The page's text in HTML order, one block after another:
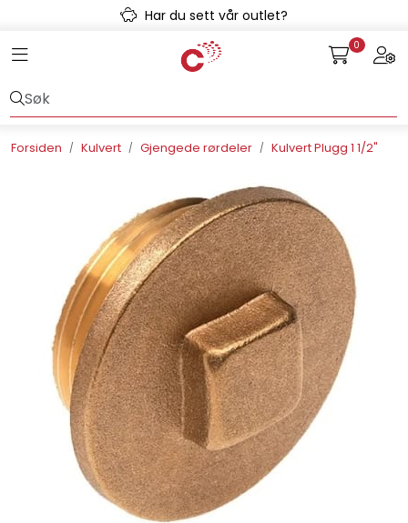
Skip to main contentHar du sett vår outlet?
Toggle navigation 0
Forsiden Kulvert Gjengede rørdeler Kulvert Plugg 1 1/2"
Radonsikring
Rørsystemer
Snøsmelt
Sprinkler
Tappevann